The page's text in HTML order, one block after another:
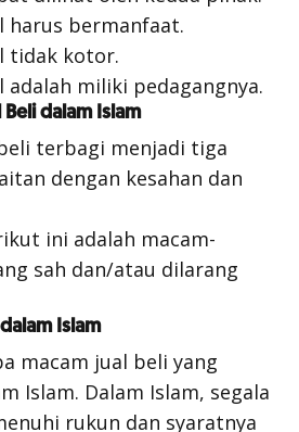
harus bermanfaat.
tidak kotor.
adalah miliki pedagangnya.
dalam Islam
terbagi menjadi tiga
dengan kesahan dan
ini adalah macam-
sah dan/atau dilarang
Islam
macam jual beli yang
Islam. Dalam Islam, segala
rukun dan syaratnya